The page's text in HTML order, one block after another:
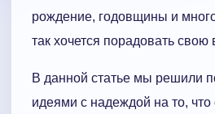
рождение, годовщины и много
так хочется порадовать свою
В данной статье мы решили
идеями с надеждой на то,